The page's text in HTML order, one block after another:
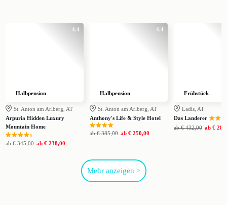
4.4
Halbpension
St. Anton am Arlberg, AT
Arpuria Hidden Luxury
Mountain Home
s
ab € 345,00 ab € 238,00
4.4
Halbpension
St. Anton am Arlberg, AT
Anthony's Life & Style Hotel
ab € 385,00 ab € 250,00
Frühstück
Ladis, AT
Das Landerer
ab € 432,00 ab €
Mehr anzeigen >